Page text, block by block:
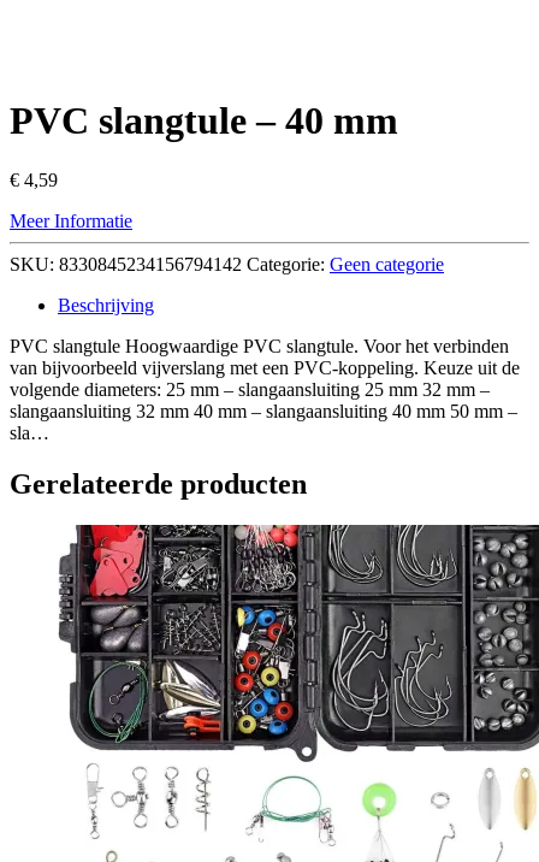
PVC slangtule – 40 mm
€ 4,59
Meer Informatie
SKU: 8330845234156794142 Categorie: Geen categorie
Beschrijving
PVC slangtule Hoogwaardige PVC slangtule. Voor het verbinden
van bijvoorbeeld vijverslang met een PVC-koppeling. Keuze uit de
volgende diameters: 25 mm – slangaansluiting 25 mm 32 mm –
slangaansluiting 32 mm 40 mm – slangaansluiting 40 mm 50 mm –
sla…
Gerelateerde producten